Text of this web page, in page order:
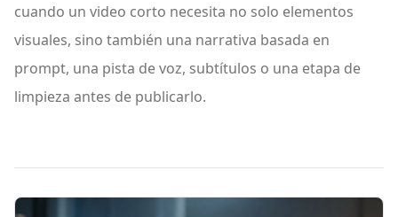
cuando un video corto necesita no solo elementos
visuales, sino también una narrativa basada en
prompt, una pista de voz, subtítulos o una etapa de
limpieza antes de publicarlo.